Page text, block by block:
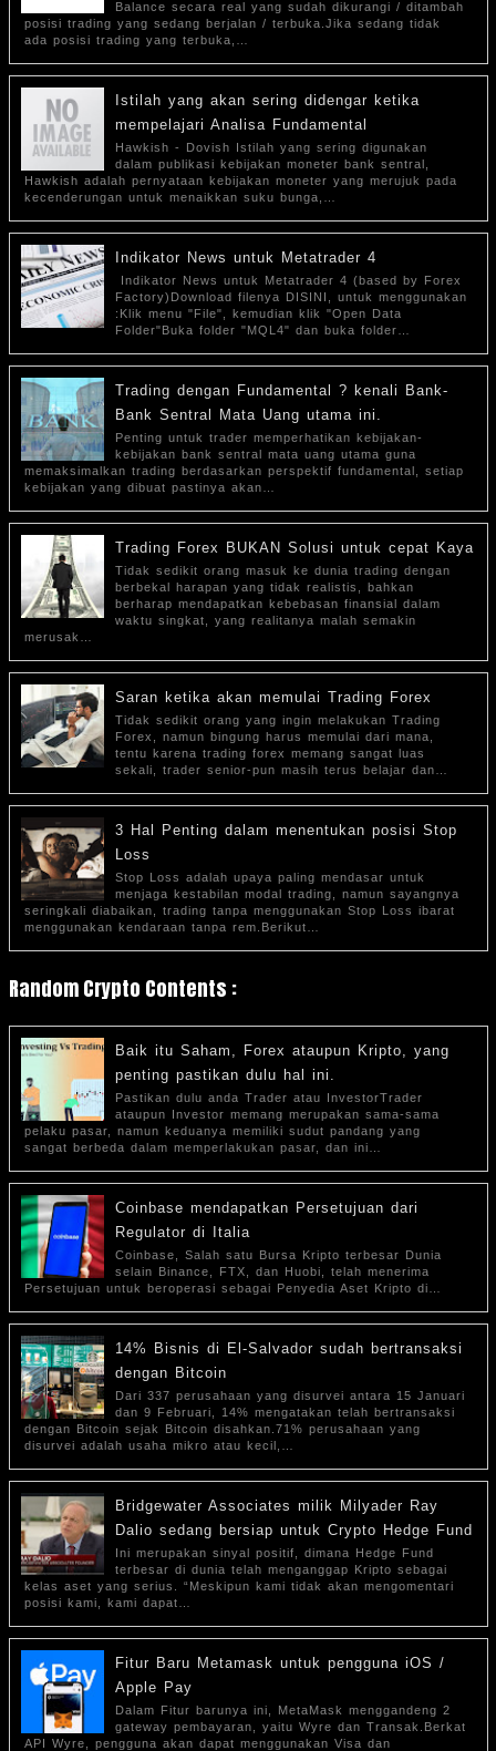
Balance secara real yang sudah dikurangi / ditambah
posisi trading yang sedang berjalan / terbuka.Jika sedang tidak
ada posisi trading yang terbuka,…
Istilah yang akan sering didengar ketika
mempelajari Analisa Fundamental
Hawkish - Dovish Istilah yang sering digunakan
dalam publikasi kebijakan moneter bank sentral,
Hawkish adalah pernyataan kebijakan moneter yang merujuk pada
kecenderungan untuk menaikkan suku bunga,…
Indikator News untuk Metatrader 4
Indikator News untuk Metatrader 4 (based by Forex
Factory)Download filenya DISINI, untuk menggunakan
:Klik menu "File", kemudian klik "Open Data
Folder"Buka folder "MQL4" dan buka folder…
Trading dengan Fundamental ? kenali Bank-
Bank Sentral Mata Uang utama ini.
Penting untuk trader memperhatikan kebijakan-
kebijakan bank sentral mata uang utama guna
memaksimalkan trading berdasarkan perspektif fundamental, setiap
kebijakan yang dibuat pastinya akan…
Trading Forex BUKAN Solusi untuk cepat Kaya
Tidak sedikit orang masuk ke dunia trading dengan
berbekal harapan yang tidak realistis, bahkan
berharap mendapatkan kebebasan finansial dalam
waktu singkat, yang realitanya malah semakin
merusak…
Saran ketika akan memulai Trading Forex
Tidak sedikit orang yang ingin melakukan Trading
Forex, namun bingung harus memulai dari mana,
tentu karena trading forex memang sangat luas
sekali, trader senior-pun masih terus belajar dan…
3 Hal Penting dalam menentukan posisi Stop
Loss
Stop Loss adalah upaya paling mendasar untuk
menjaga kestabilan modal trading, namun sayangnya
seringkali diabaikan, trading tanpa menggunakan Stop Loss ibarat
menggunakan kendaraan tanpa rem.Berikut…
Random Crypto Contents :
Baik itu Saham, Forex ataupun Kripto, yang
penting pastikan dulu hal ini.
Pastikan dulu anda Trader atau InvestorTrader
ataupun Investor memang merupakan sama-sama
pelaku pasar, namun keduanya memiliki sudut pandang yang
sangat berbeda dalam memperlakukan pasar, dan ini…
Coinbase mendapatkan Persetujuan dari
Regulator di Italia
Coinbase, Salah satu Bursa Kripto terbesar Dunia
selain Binance, FTX, dan Huobi, telah menerima
Persetujuan untuk beroperasi sebagai Penyedia Aset Kripto di…
14% Bisnis di El-Salvador sudah bertransaksi
dengan Bitcoin
Dari 337 perusahaan yang disurvei antara 15 Januari
dan 9 Februari, 14% mengatakan telah bertransaksi
dengan Bitcoin sejak Bitcoin disahkan.71% perusahaan yang
disurvei adalah usaha mikro atau kecil,…
Bridgewater Associates milik Milyader Ray
Dalio sedang bersiap untuk Crypto Hedge Fund
Ini merupakan sinyal positif, dimana Hedge Fund
terbesar di dunia telah menganggap Kripto sebagai
kelas aset yang serius. “Meskipun kami tidak akan mengomentari
posisi kami, kami dapat…
Fitur Baru Metamask untuk pengguna iOS /
Apple Pay
Dalam Fitur barunya ini, MetaMask menggandeng 2
gateway pembayaran, yaitu Wyre dan Transak.Berkat
API Wyre, pengguna akan dapat menggunakan Visa dan